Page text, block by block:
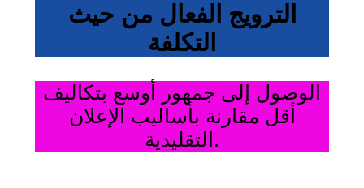
الترويج الفعال من حيث
التكلفة
الوصول إلى جمهور أوسع بتكاليف
أقل مقارنة بأساليب الإعلان
التقليدية.